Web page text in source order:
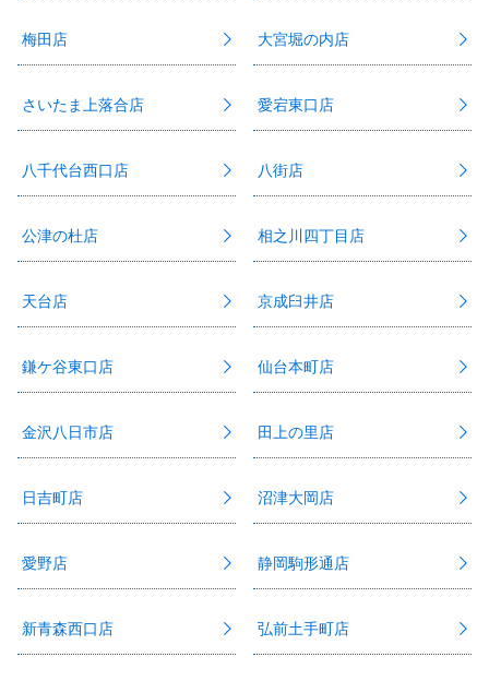
梅田店 大宮堀の内店
さいたま上落合店 愛宕東口店
八千代台西口店 八街店
公津の杜店 相之川四丁目店
天台店 京成臼井店
鎌ケ谷東口店 仙台本町店
金沢八日市店 田上の里店
日吉町店 沼津大岡店
愛野店 静岡駒形通店
新青森西口店 弘前土手町店